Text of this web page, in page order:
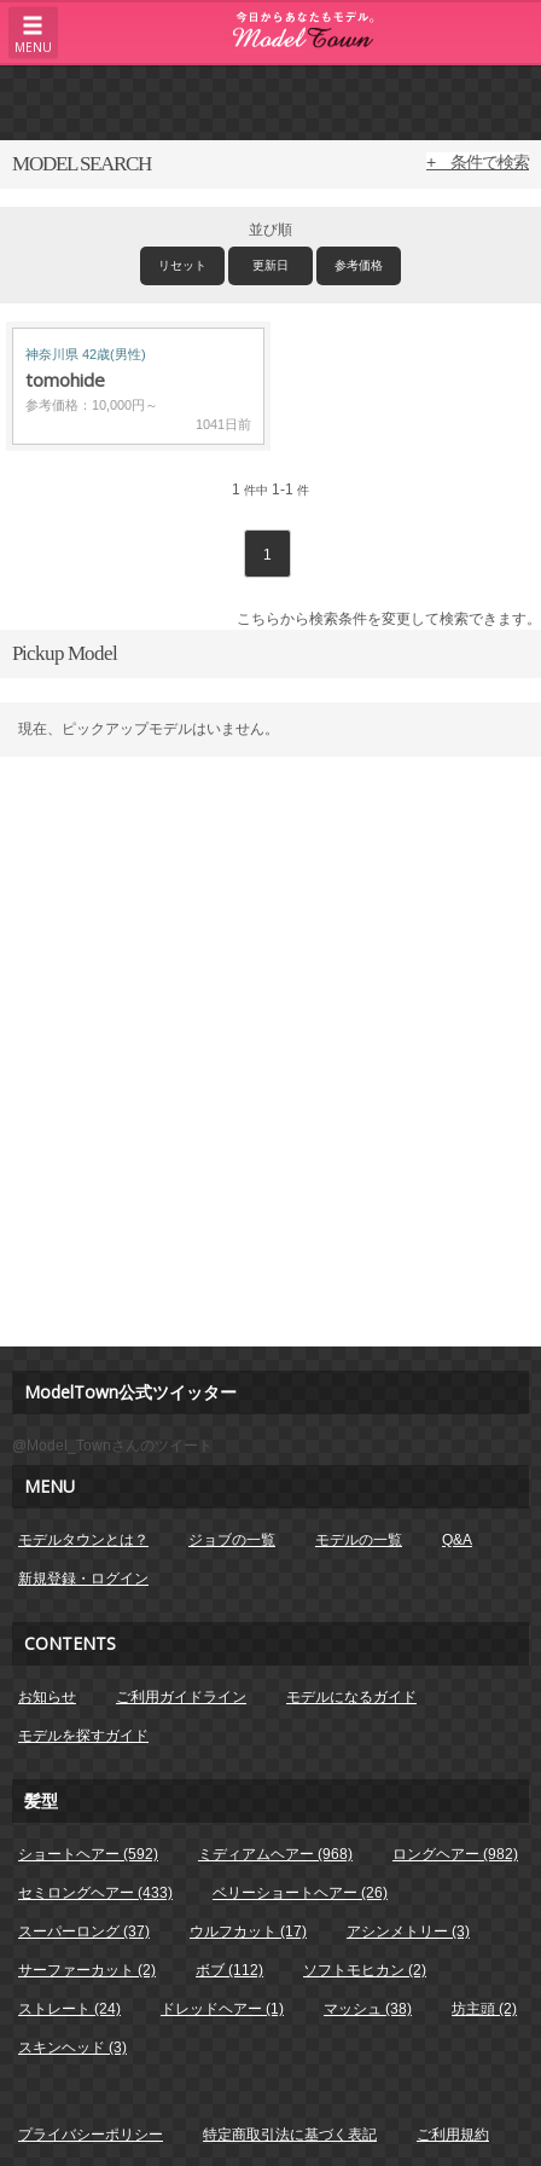
MENU
MODEL SEARCH + 条件で検索
並び順
リセット 更新日 参考価格
神奈川県 42歳(男性)
tomohide
参考価格：10,000円～
1041日前
1 件中 1-1 件
1
こちらから検索条件を変更して検索できます。
Pickup Model
現在、ピックアップモデルはいません。
ModelTown公式ツイッター
@Model_Townさんのツイート
MENU
モデルタウンとは？ ジョブの一覧 モデルの一覧 Q&A
新規登録・ログイン
CONTENTS
お知らせ ご利用ガイドライン モデルになるガイド
モデルを探すガイド
髪型
ショートヘアー (592) ミディアムヘアー (968) ロングヘアー (982)
セミロングヘアー (433) ベリーショートヘアー (26)
スーパーロング (37) ウルフカット (17) アシンメトリー (3)
サーファーカット (2) ボブ (112) ソフトモヒカン (2)
ストレート (24) ドレッドヘアー (1) マッシュ (38) 坊主頭 (2)
スキンヘッド (3)
プライバシーポリシー 特定商取引法に基づく表記 ご利用規約